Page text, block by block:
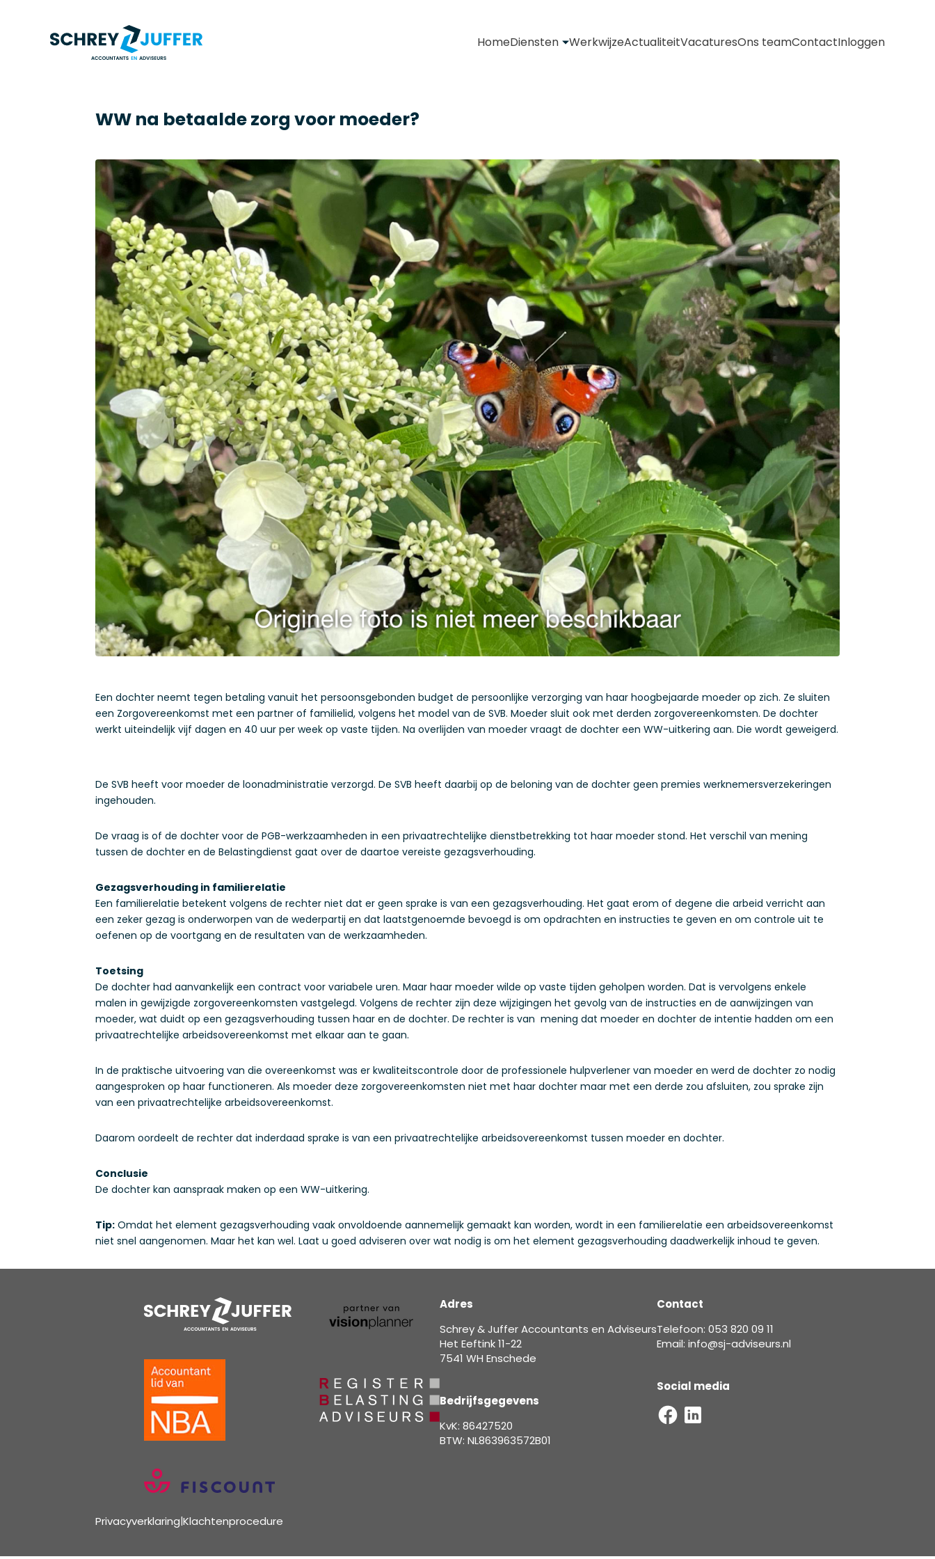
HomeDiensten WerkwijzeActualiteitVacaturesOns teamContactInloggen
WW na betaalde zorg voor moeder?
Een dochter neemt tegen betaling vanuit het persoonsgebonden budget de persoonlijke verzorging van haar hoogbejaarde moeder op zich. Ze sluiten
een Zorgovereenkomst met een partner of familielid, volgens het model van de SVB. Moeder sluit ook met derden zorgovereenkomsten. De dochter
werkt uiteindelijk vijf dagen en 40 uur per week op vaste tijden. Na overlijden van moeder vraagt de dochter een WW-uitkering aan. Die wordt geweigerd.
De SVB heeft voor moeder de loonadministratie verzorgd. De SVB heeft daarbij op de beloning van de dochter geen premies werknemersverzekeringen
ingehouden.
De vraag is of de dochter voor de PGB-werkzaamheden in een privaatrechtelijke dienstbetrekking tot haar moeder stond. Het verschil van mening
tussen de dochter en de Belastingdienst gaat over de daartoe vereiste gezagsverhouding.
Gezagsverhouding in familierelatie
Een familierelatie betekent volgens de rechter niet dat er geen sprake is van een gezagsverhouding. Het gaat erom of degene die arbeid verricht aan
een zeker gezag is onderworpen van de wederpartij en dat laatstgenoemde bevoegd is om opdrachten en instructies te geven en om controle uit te
oefenen op de voortgang en de resultaten van de werkzaamheden.
Toetsing
De dochter had aanvankelijk een contract voor variabele uren. Maar haar moeder wilde op vaste tijden geholpen worden. Dat is vervolgens enkele
malen in gewijzigde zorgovereenkomsten vastgelegd. Volgens de rechter zijn deze wijzigingen het gevolg van de instructies en de aanwijzingen van
moeder, wat duidt op een gezagsverhouding tussen haar en de dochter. De rechter is van mening dat moeder en dochter de intentie hadden om een
privaatrechtelijke arbeidsovereenkomst met elkaar aan te gaan.
In de praktische uitvoering van die overeenkomst was er kwaliteitscontrole door de professionele hulpverlener van moeder en werd de dochter zo nodig
aangesproken op haar functioneren. Als moeder deze zorgovereenkomsten niet met haar dochter maar met een derde zou afsluiten, zou sprake zijn
van een privaatrechtelijke arbeidsovereenkomst.
Daarom oordeelt de rechter dat inderdaad sprake is van een privaatrechtelijke arbeidsovereenkomst tussen moeder en dochter.
Conclusie
De dochter kan aanspraak maken op een WW-uitkering.
Tip: Omdat het element gezagsverhouding vaak onvoldoende aannemelijk gemaakt kan worden, wordt in een familierelatie een arbeidsovereenkomst
niet snel aangenomen. Maar het kan wel. Laat u goed adviseren over wat nodig is om het element gezagsverhouding daadwerkelijk inhoud te geven.
Adres
Schrey & Juffer Accountants en Adviseurs
Het Eeftink 11-22
7541 WH Enschede
Bedrijfsgegevens
KvK: 86427520
BTW: NL863963572B01
Contact
Telefoon: 053 820 09 11
Email: info@sj-adviseurs.nl
Social media
Privacyverklaring|Klachtenprocedure